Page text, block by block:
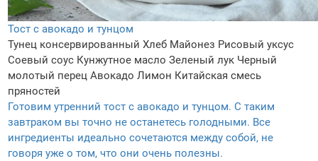
Тост с авокадо и тунцом
Тунец консервированный Хлеб Майонез Рисовый уксус
Соевый соус Кунжутное масло Зеленый лук Черный
молотый перец Авокадо Лимон Китайская смесь
пряностей
Готовим утренний тост с авокадо и тунцом. С таким
завтраком вы точно не останетесь голодными. Все
ингредиенты идеально сочетаются между собой, не
говоря уже о том, что они очень полезны.